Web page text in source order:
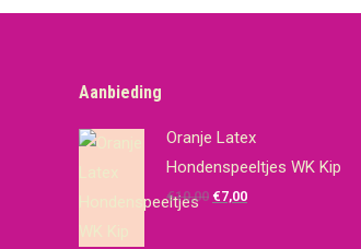
Aanbieding
Oranje Latex
Hondenspeeltjes WK Kip
€10,00 Oorspronkelijke
€7,00Huidige